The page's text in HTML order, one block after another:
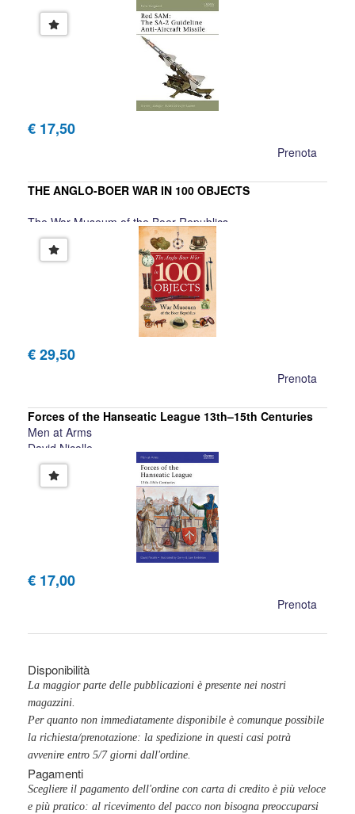
€ 17,50
Prenota
THE ANGLO-BOER WAR IN 100 OBJECTS
The War Museum of the Boer Republics
€ 29,50
Prenota
Forces of the Hanseatic League 13th–15th Centuries
Men at Arms
David Nicolle
€ 17,00
Prenota
Disponibilità
La maggior parte delle pubblicazioni è presente nei nostri
magazzini.
Per quanto non immediatamente disponibile è comunque possibile
la richiesta/prenotazione: la spedizione in questi casi potrà
avvenire entro 5/7 giorni dall'ordine.
Pagamenti
Scegliere il pagamento dell'ordine con carta di credito è più veloce
e più pratico: al ricevimento del pacco non bisogna preoccuparsi